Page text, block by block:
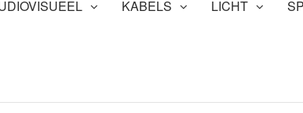
KABELS LICHT